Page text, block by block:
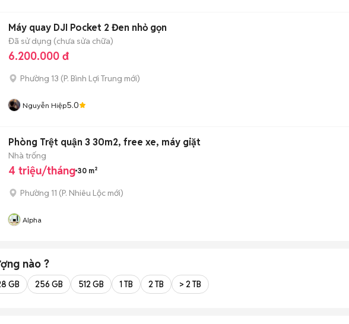
Máy quay DJI Pocket 2 Đen nhỏ gọn
Đã sử dụng (chưa sửa chữa)
6.200.000 đ
Phường 13 (P. Bình Lợi Trung mới)
Nguyễn Hiệp5.0
Phòng Trệt quận 3 30m2, free xe, máy giặt
Nhà trống
4 triệu/tháng 30 m²
Phường 11 (P. Nhiêu Lộc mới)
Alpha
nào ?
GB 256 GB 512 GB 1 TB 2 TB > 2 TB